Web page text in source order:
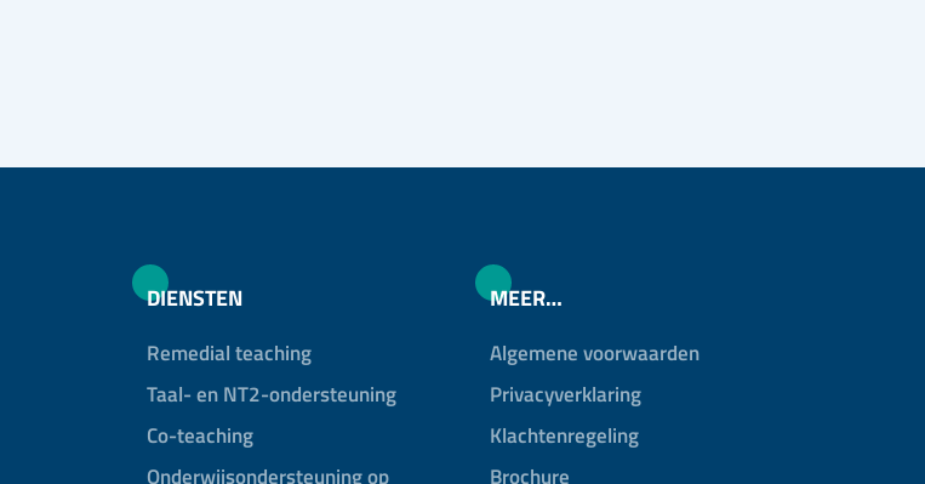
DIENSTEN
Remedial teaching
Taal- en NT2-ondersteuning
Co-teaching
Onderwijsondersteuning op
MEER…
Algemene voorwaarden
Privacyverklaring
Klachtenregeling
Brochure